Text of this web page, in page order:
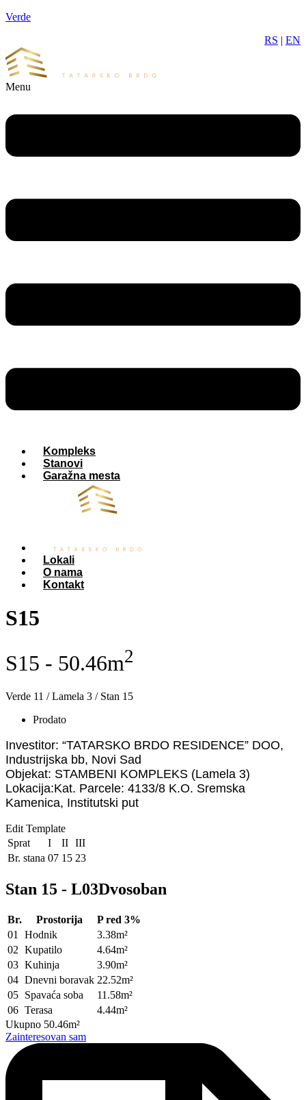
Verde
RS | EN
Menu
Kompleks
Stanovi
Garažna mesta
Lokali
O nama
Kontakt
S15
S15 - 50.46m2
Verde 11 / Lamela 3 / Stan 15
Prodato
Investitor: “TATARSKO BRDO RESIDENCE” DOO,
Industrijska bb, Novi Sad
Objekat: STAMBENI KOMPLEKS (Lamela 3)
Lokacija:Kat. Parcele: 4133/8 K.O. Sremska
Kamenica, Institutski put
Edit Template
Sprat
I II III
Br. stana 07 15 23
Stan 15 - L03
Br. Prostorija
P red 3%
01 Hodnik
3.38m²
02 Kupatilo
4.64m²
03 Kuhinja
3.90m²
04 Dnevni boravak 22.52m²
05 Spavaća soba
11.58m²
06 Terasa
4.44m²
Ukupno 50.46m²
Zainteresovan sam